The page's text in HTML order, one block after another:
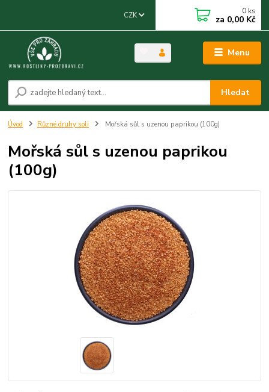
Menu
CZK
Hledat
0 ks
za 0,00 Kč
Úvod Různé druhy soli Mořská sůl s uzenou paprikou (100g)
Mořská sůl s uzenou paprikou
(100g)